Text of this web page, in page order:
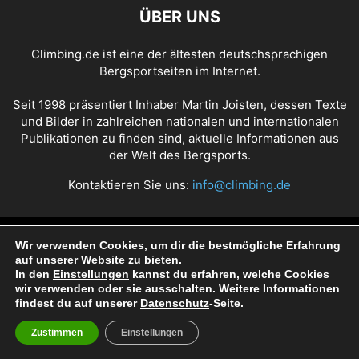
ÜBER UNS
Climbing.de ist eine der ältesten deutschsprachigen
Bergsportseiten im Internet.
Seit 1998 präsentiert Inhaber Martin Joisten, dessen Texte
und Bilder in zahlreichen nationalen und internationalen
Publikationen zu finden sind, aktuelle Informationen aus
der Welt des Bergsports.
Kontaktieren Sie uns: info@climbing.de
Über Climbing.de RSS Feed Mediadaten
Nutzungsbedingungen Datenschutz Impressum
© Copyright 1998 - 2022 Climbing.de by Martin Joisten
Wir verwenden Cookies, um dir die bestmögliche Erfahrung
auf unserer Website zu bieten.
In den Einstellungen kannst du erfahren, welche Cookies
wir verwenden oder sie ausschalten. Weitere Informationen
findest du auf unserer Datenschutz-Seite.
Zustimmen Einstellungen